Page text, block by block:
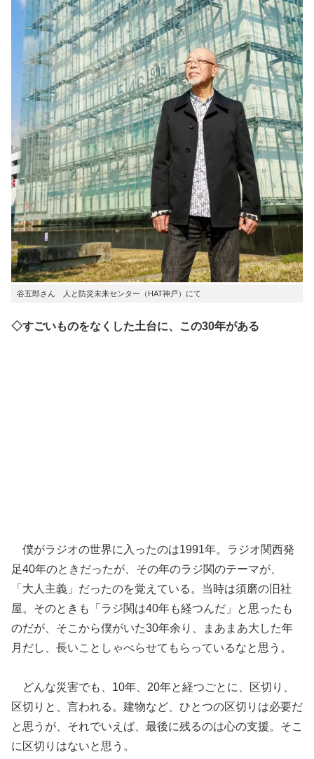
谷五郎さん 人と防災未来センター（HAT神戸）にて
◇すごいものをなくした土台に、この30年がある
僕がラジオの世界に入ったのは1991年。ラジオ関西発
足40年のときだったが、その年のラジ関のテーマが、
「大人主義」だったのを覚えている。当時は須磨の旧社
屋。そのときも「ラジ関は40年も経つんだ」と思ったも
のだが、そこから僕がいた30年余り、まあまあ大した年
月だし、長いことしゃべらせてもらっているなと思う。
どんな災害でも、10年、20年と経つごとに、区切り、
区切りと、言われる。建物など、ひとつの区切りは必要だ
と思うが、それでいえば、最後に残るのは心の支援。そこ
に区切りはないと思う。